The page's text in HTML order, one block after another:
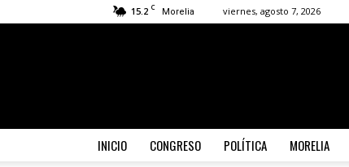
15.2 C Morelia viernes, agosto 7, 2026
INICIO CONGRESO POLÍTICA MORELIA